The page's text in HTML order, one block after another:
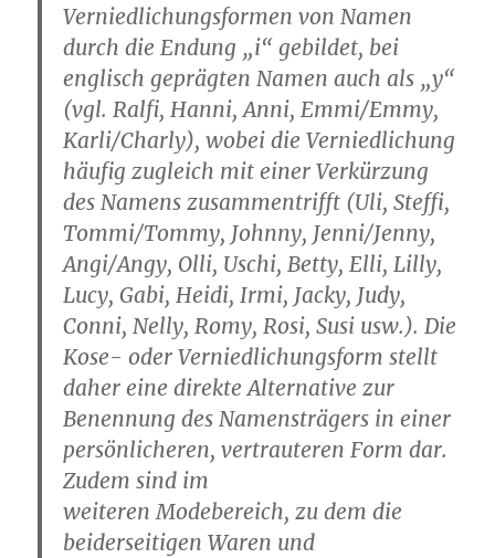
Verniedlichungsformen von Namen
durch die Endung „i“ gebildet, bei
englisch geprägten Namen auch als „y“
(vgl. Ralfi, Hanni, Anni, Emmi/Emmy,
Karli/Charly), wobei die Verniedlichung
häufig zugleich mit einer Verkürzung
des Namens zusammentrifft (Uli, Steffi,
Tommi/Tommy, Johnny, Jenni/Jenny,
Angi/Angy, Olli, Uschi, Betty, Elli, Lilly,
Lucy, Gabi, Heidi, Irmi, Jacky, Judy,
Conni, Nelly, Romy, Rosi, Susi usw.). Die
Kose- oder Verniedlichungsform stellt
daher eine direkte Alternative zur
Benennung des Namensträgers in einer
persönlicheren, vertrauteren Form dar.
Zudem sind im
weiteren Modebereich, zu dem die
beiderseitigen Waren und